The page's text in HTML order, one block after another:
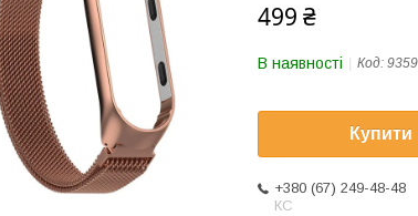
499 ₴
В наявності Код:
Купити
+380 (67) 249-48-48
КС